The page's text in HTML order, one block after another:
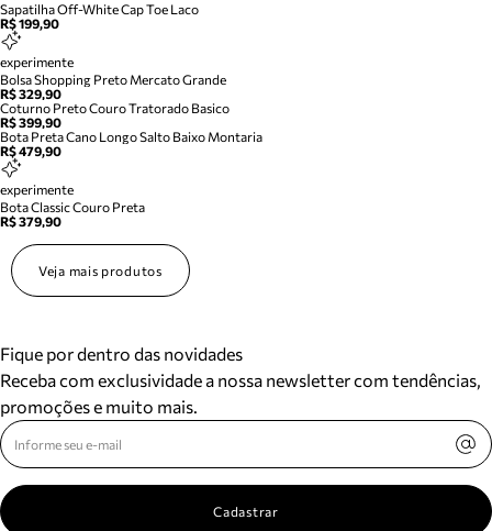
Sapatilha Off-White Cap Toe Laco
R$ 199,90
experimente
Bolsa Shopping Preto Mercato Grande
R$ 329,90
Coturno Preto Couro Tratorado Basico
R$ 399,90
Bota Preta Cano Longo Salto Baixo Montaria
R$ 479,90
experimente
Bota Classic Couro Preta
R$ 379,90
Veja mais produtos
Fique por dentro das novidades
Receba com exclusividade a nossa newsletter com tendências,
promoções e muito mais.
Cadastrar